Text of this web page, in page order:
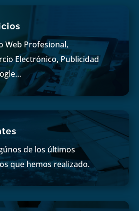
Web Profesional,
Electrónico, Publicidad
de los últimos
que hemos realizado.